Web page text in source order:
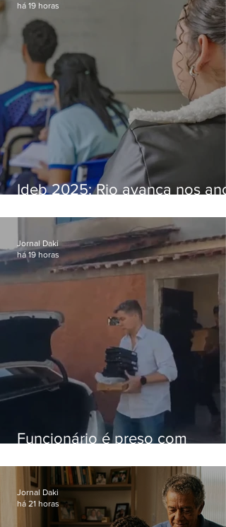
Ideb 2025: Rio avança nos
nacional
há 19 horas
Funcionário é preso com
Hospital do Andaraí
Jornal Daki
há 19 horas
Jornal Daki
há 21 horas